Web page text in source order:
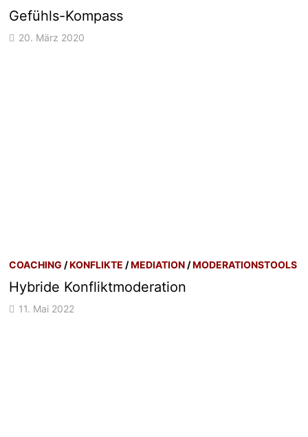
Gefühls-Kompass
20. März 2020
COACHING /KONFLIKTE /MEDIATION /MODERATIONSTOOLS
Hybride Konfliktmoderation
11. Mai 2022